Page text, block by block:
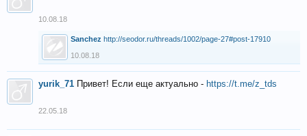
10.08.18
Sanchez http://seodor.ru/threads/1002/page-27#post-17910
10.08.18
yurik_71 Привет! Если еще актуально - https://t.me/z_tds
22.05.18